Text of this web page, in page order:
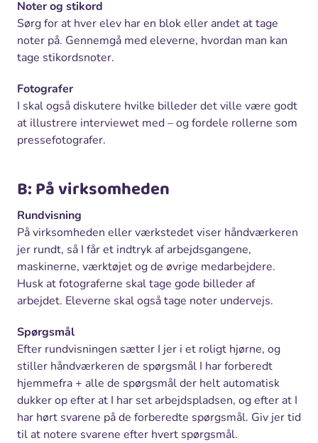
Noter og stikord
Sørg for at hver elev har en blok eller andet at tage
noter på. Gennemgå med eleverne, hvordan man kan
tage stikordsnoter.
Fotografer
I skal også diskutere hvilke billeder det ville være godt
at illustrere interviewet med – og fordele rollerne som
pressefotografer.
B: På virksomheden
Rundvisning
På virksomheden eller værkstedet viser håndværkeren
jer rundt, så I får et indtryk af arbejdsgangene,
maskinerne, værktøjet og de øvrige medarbejdere.
Husk at fotograferne skal tage gode billeder af
arbejdet. Eleverne skal også tage noter undervejs.
Spørgsmål
Efter rundvisningen sætter I jer i et roligt hjørne, og
stiller håndværkeren de spørgsmål I har forberedt
hjemmefra + alle de spørgsmål der helt automatisk
dukker op efter at I har set arbejdspladsen, og efter at I
har hørt svarene på de forberedte spørgsmål. Giv jer tid
til at notere svarene efter hvert spørgsmål.